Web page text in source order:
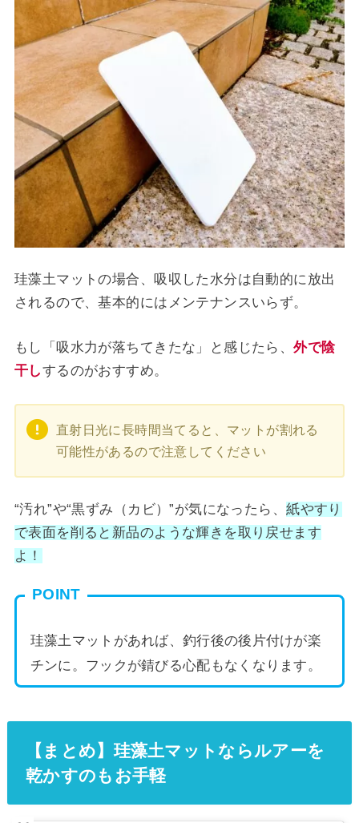
珪藻土マットの場合、吸収した水分は自動的に放出
されるので、基本的にはメンテナンスいらず。
もし「吸水力が落ちてきたな」と感じたら、外で陰
干しするのがおすすめ。
直射日光に長時間当てると、マットが割れる
可能性があるので注意してください
“汚れ”や“黒ずみ（カビ）”が気になったら、紙やすり
で表面を削ると新品のような輝きを取り戻せます
よ！
POINT
珪藻土マットがあれば、釣行後の後片付けが楽
チンに。フックが錆びる心配もなくなります。
【まとめ】珪藻土マットならルアーを
乾かすのもお手軽